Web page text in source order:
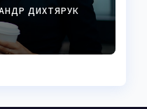
иДИХТЯРУК